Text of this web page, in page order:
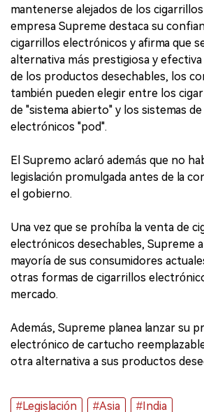
mantenerse alejados de los
empresa Supreme destaca su
cigarrillos electrónicos y afirma que
alternativa más prestigiosa y efectiva
de los productos desechables, los
también pueden elegir entre los
de "sistema abierto" y los sistemas
electrónicos "pod".
El Supremo aclaró además que no
legislación promulgada antes de la
el gobierno.
Una vez que se prohíba la venta de
electrónicos desechables, Supreme
mayoría de sus consumidores
otras formas de cigarrillos
mercado.
Además, Supreme planea lanzar su
electrónico de cartucho
otra alternativa a sus productos
#Legislación #Asia #India